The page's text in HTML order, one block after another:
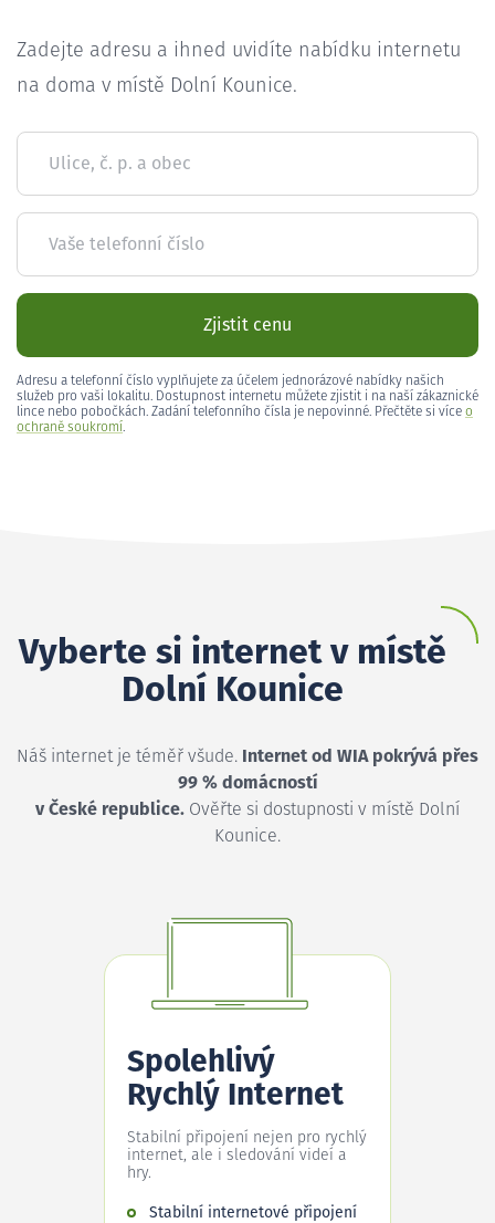
Zadejte adresu a ihned uvidíte nabídku internetu
na doma v místě Dolní Kounice.
Ulice, č. p. a obec
Vaše telefonní číslo
Zjistit cenu
Adresu a telefonní číslo vyplňujete za účelem jednorázové nabídky našich
služeb pro vaši lokalitu. Dostupnost internetu můžete zjistit i na naší zákaznické
lince nebo pobočkách. Zadání telefonního čísla je nepovinné. Přečtěte si více o
ochraně soukromí.
Vyberte si internet v místě
Dolní Kounice
Náš internet je téměř všude. Internet od WIA pokrývá přes
99 % domácností
v České republice. Ověřte si dostupnosti v místě Dolní
Kounice.
Spolehlivý
Rychlý Internet
Stabilní připojení nejen pro rychlý
internet, ale i sledování videí a
hry.
Stabilní internetové připojení